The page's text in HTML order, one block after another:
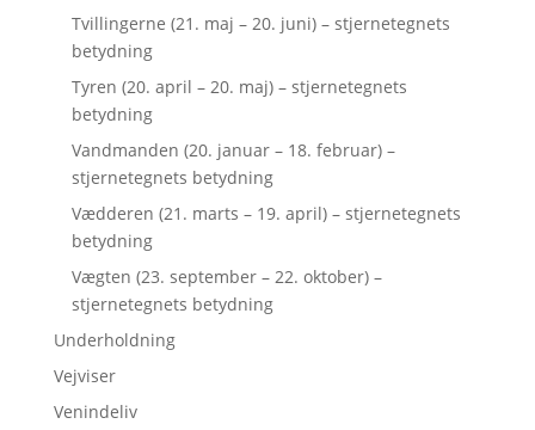
Tvillingerne (21. maj – 20. juni) – stjernetegnets
betydning
Tyren (20. april – 20. maj) – stjernetegnets
betydning
Vandmanden (20. januar – 18. februar) –
stjernetegnets betydning
Vædderen (21. marts – 19. april) – stjernetegnets
betydning
Vægten (23. september – 22. oktober) –
stjernetegnets betydning
Underholdning
Vejviser
Venindeliv